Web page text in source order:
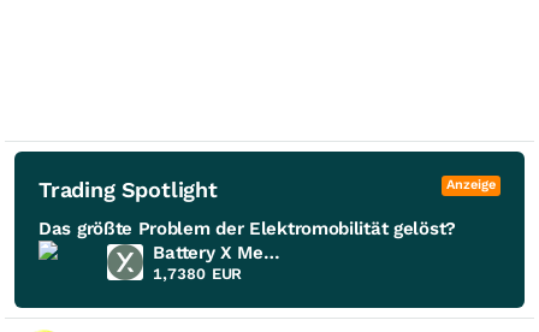
Trading Spotlight Anzeige
Das größte Problem der Elektromobilität gelöst?
Battery X Metals
1,7380 EUR